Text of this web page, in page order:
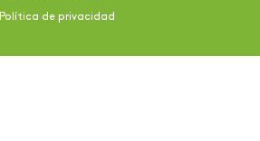
Política de privacidad